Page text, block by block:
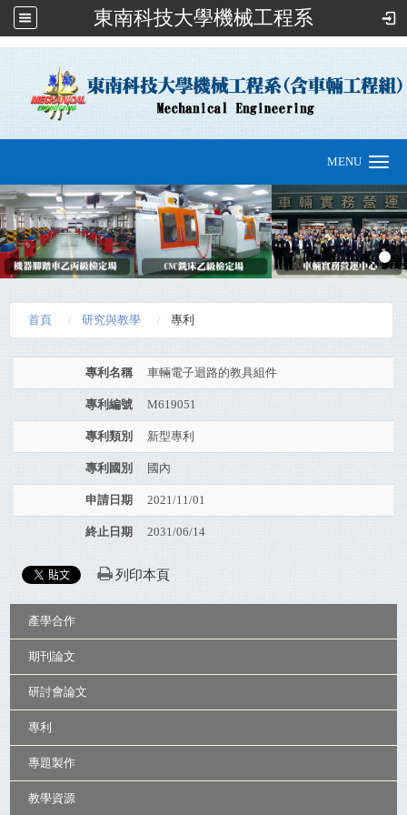
東南科技大學機械工程系
:::
navigation
MENU
首頁 研究與教學 專利
專利名稱 車輛電子迴路的教具組件
專利編號 M619051
專利類別 新型專利
專利國別 國內
申請日期 2021/11/01
終止日期 2031/06/14
列印本頁
產學合作
期刊論文
研討會論文
專利
專題製作
教學資源